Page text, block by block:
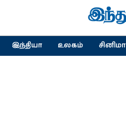
இந்தியா உலகம் சினிமா